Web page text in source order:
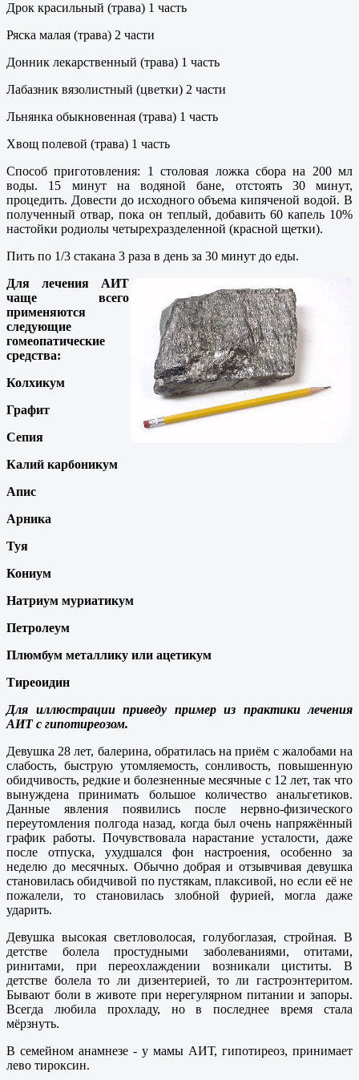
Дрок красильный (трава) 1 часть
Ряска малая (трава) 2 части
Донник лекарственный (трава) 1 часть
Лабазник вязолистный (цветки) 2 части
Льнянка обыкновенная (трава) 1 часть
Хвощ полевой (трава) 1 часть
Способ приготовления: 1 столовая ложка сбора на 200 мл
воды. 15 минут на водяной бане, отстоять 30 минут,
процедить. Довести до исходного объема кипяченой водой. В
полученный отвар, пока он теплый, добавить 60 капель 10%
настойки родиолы четырехразделенной (красной щетки).
Пить по 1/3 стакана 3 раза в день за 30 минут до еды.
Для лечения АИТ
чаще всего
применяются
следующие
гомеопатические
средства:
Колхикум
Графит
Сепия
Калий карбоникум
Апис
Арника
Туя
Кониум
Натриум муриатикум
Петролеум
Плюмбум металлику или ацетикум
Тиреоидин
Для иллюстрации приведу пример из практики лечения
АИТ с гипотиреозом.
Девушка 28 лет, балерина, обратилась на приём с жалобами на
слабость, быструю утомляемость, сонливость, повышенную
обидчивость, редкие и болезненные месячные с 12 лет, так что
вынуждена принимать большое количество анальгетиков.
Данные явления появились после нервно-физического
переутомления полгода назад, когда был очень напряжённый
график работы. Почувствовала нарастание усталости, даже
после отпуска, ухудшался фон настроения, особенно за
неделю до месячных. Обычно добрая и отзывчивая девушка
становилась обидчивой по пустякам, плаксивой, но если её не
пожалели, то становилась злобной фурией, могла даже
ударить.
Девушка высокая светловолосая, голубоглазая, стройная. В
детстве болела простудными заболеваниями, отитами,
ринитами, при переохлаждении возникали циститы. В
детстве болела то ли дизентерией, то ли гастроэнтеритом.
Бывают боли в животе при нерегулярном питании и запоры.
Всегда любила прохладу, но в последнее время стала
мёрзнуть.
В семейном анамнезе - у мамы АИТ, гипотиреоз, принимает
лево тироксин.